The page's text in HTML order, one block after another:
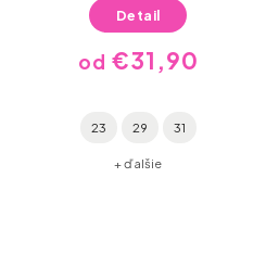
od €31,90
Detail
23 29 31
+ ďalšie